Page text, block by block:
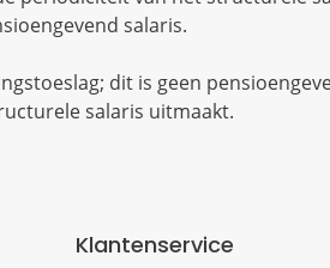
salaris.
dit is geen
salaris uitmaakt.
Klantenservice